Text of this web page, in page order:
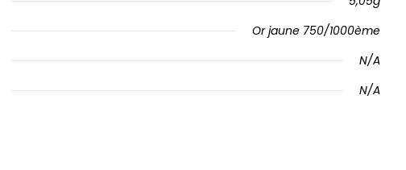
Or jaune 750/1000ème
N/A
N/A